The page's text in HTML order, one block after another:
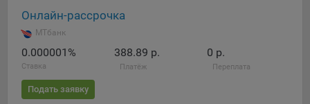
Онлайн-рассрочка
МТбанк
0.000001%
Ставка
388.89 р.
Платёж
0 р.
Переплата
Подать заявку